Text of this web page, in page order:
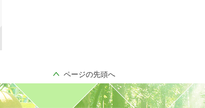
ページの先頭へ